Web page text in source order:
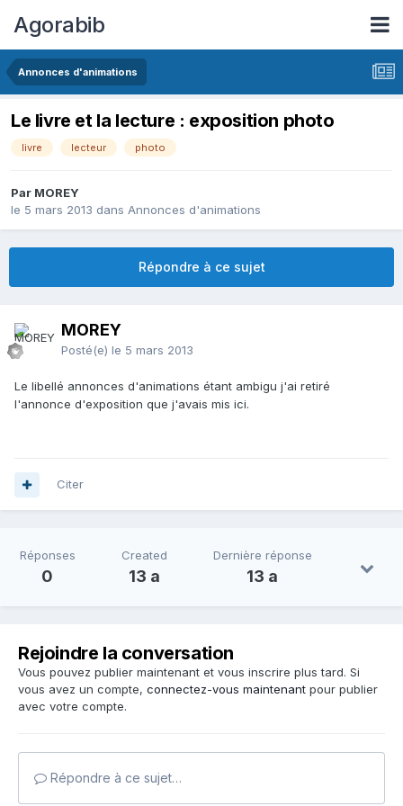
Agorabib
Annonces d'animations
Le livre et la lecture : exposition photo
livre lecteur photo
Par MOREY
le 5 mars 2013 dans Annonces d'animations
Répondre à ce sujet
MOREY
Posté(e) le 5 mars 2013
Le libellé annonces d'animations étant ambigu j'ai retiré
l'annonce d'exposition que j'avais mis ici.
Citer
Réponses
0
Created
13 a
Dernière réponse
13 a
Rejoindre la conversation
Vous pouvez publier maintenant et vous inscrire plus tard. Si
vous avez un compte, connectez-vous maintenant pour publier
avec votre compte.
Répondre à ce sujet…